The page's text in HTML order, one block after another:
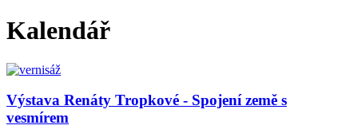
Kalendář
Výstava Renáty Tropkové - Spojení země s
vesmírem